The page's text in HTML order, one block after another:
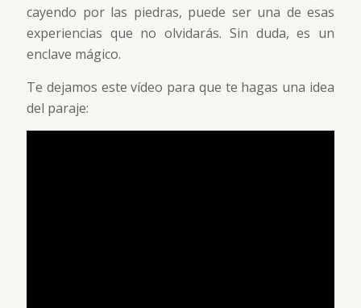
cayendo por las piedras, puede ser una de esas
experiencias que no olvidarás. Sin duda, es un
enclave mágico.
Te dejamos este vídeo para que te hagas una idea
del paraje: